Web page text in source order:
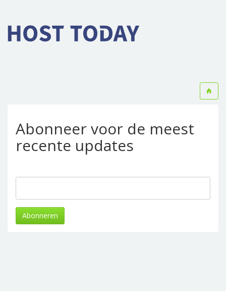
Abonneer voor de meest
recente updates
Abonneren